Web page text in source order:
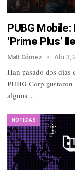
PUBG Mobile:
‘Prime Plus’
Matt Gómez Abr 3,
Han pasado dos días
PUBG Corp gustaron
alguna…
NOTICIAS